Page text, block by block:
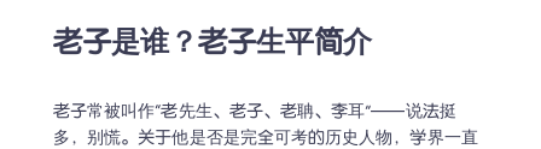
老子是谁？老子生平简介
老子常被叫作“老先生、老子、老聃、李耳”——说法挺
多，别慌。关于他是否是完全可考的历史人物，学界一直